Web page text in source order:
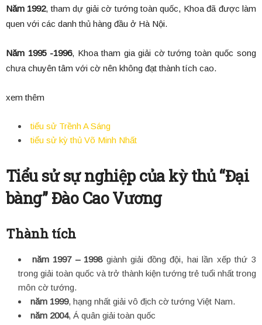
Năm 1992, tham dự giải cờ tướng toàn quốc, Khoa đã được làm
quen với các danh thủ hàng đầu ở Hà Nội.
Năm 1995 -1996, Khoa tham gia giải cờ tướng toàn quốc song
chưa chuyên tâm với cờ nên không đạt thành tích cao.
xem thêm
tiểu sử Trềnh A Sáng
tiểu sử kỳ thủ Võ Minh Nhất
Tiểu sử sự nghiệp của kỳ thủ “Đại
bàng” Đào Cao Vương
Thành tích
năm 1997 – 1998giành giải đồng đội, hai lần xếp thứ 3
trong giải toàn quốc và trở thành kiện tướng trẻ tuổi nhất trong
môn cờ tướng.
năm 1999, hạng nhất giải vô địch cờ tướng Việt Nam.
năm 2004, Á quân giải toàn quốc